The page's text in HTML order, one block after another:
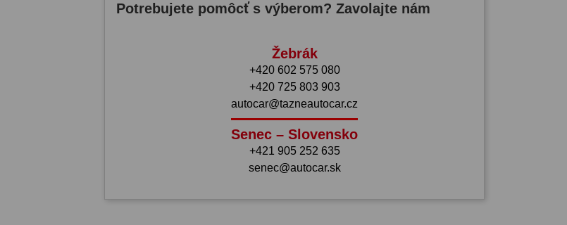
Potrebujete pomôcť s výberom? Zavolajte nám
Žebrák
+420 602 575 080
+420 725 803 903
autocar@tazneautocar.cz
Senec – Slovensko
+421 905 252 635
senec@autocar.sk